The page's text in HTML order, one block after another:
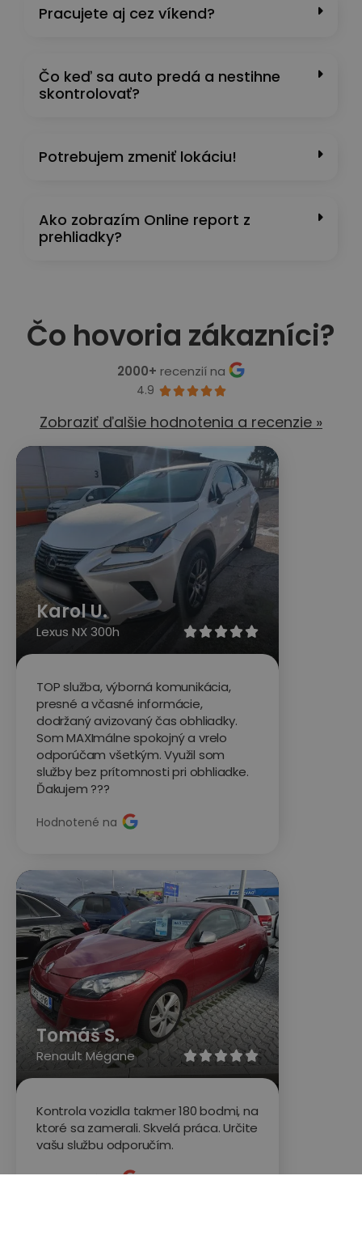
Pracujete aj cez víkend?
Čo keď sa auto predá a nestihne
skontrolovať?
Potrebujem zmeniť lokáciu!
Ako zobrazím Online report z
prehliadky?
Čo hovoria zákazníci?
2000+ recenzií na
4.9 
Zobraziť ďalšie hodnotenia a recenzie »

Karol U.
Lexus NX 300h
TOP služba, výborná komunikácia,
presné a včasné informácie,
dodržaný avizovaný čas obhliadky.
Som MAXImálne spokojný a vrelo
odporúčam všetkým. Využil som
služby bez prítomnosti pri obhliadke.
Ďakujem ???
Hodnotené na

Tomáš S.
Renault Mégane
Kontrola vozidla takmer 180 bodmi, na
ktoré sa zamerali. Skvelá práca. Určite
vašu službu odporučím.
Hodnotené na